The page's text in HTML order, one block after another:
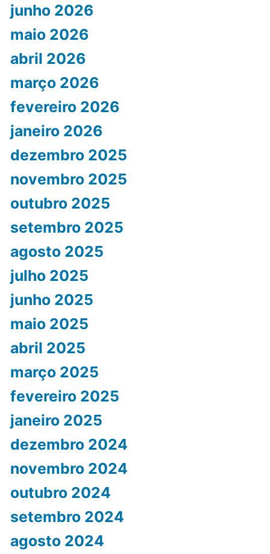
junho 2026
maio 2026
abril 2026
março 2026
fevereiro 2026
janeiro 2026
dezembro 2025
novembro 2025
outubro 2025
setembro 2025
agosto 2025
julho 2025
junho 2025
maio 2025
abril 2025
março 2025
fevereiro 2025
janeiro 2025
dezembro 2024
novembro 2024
outubro 2024
setembro 2024
agosto 2024